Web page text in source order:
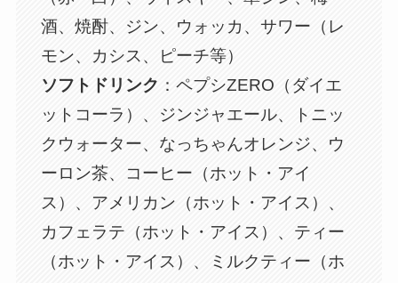
酒、焼酎、ジン、ウォッカ、サワー（レ
モン、カシス、ピーチ等）
ソフトドリンク ：ペプシZERO（ダイエ
ットコーラ）、ジンジャエール、トニッ
クウォーター、なっちゃんオレンジ、ウ
ーロン茶、コーヒー（ホット・アイ
ス）、アメリカン（ホット・アイス）、
カフェラテ（ホット・アイス）、ティー
（ホット・アイス）、ミルクティー（ホ